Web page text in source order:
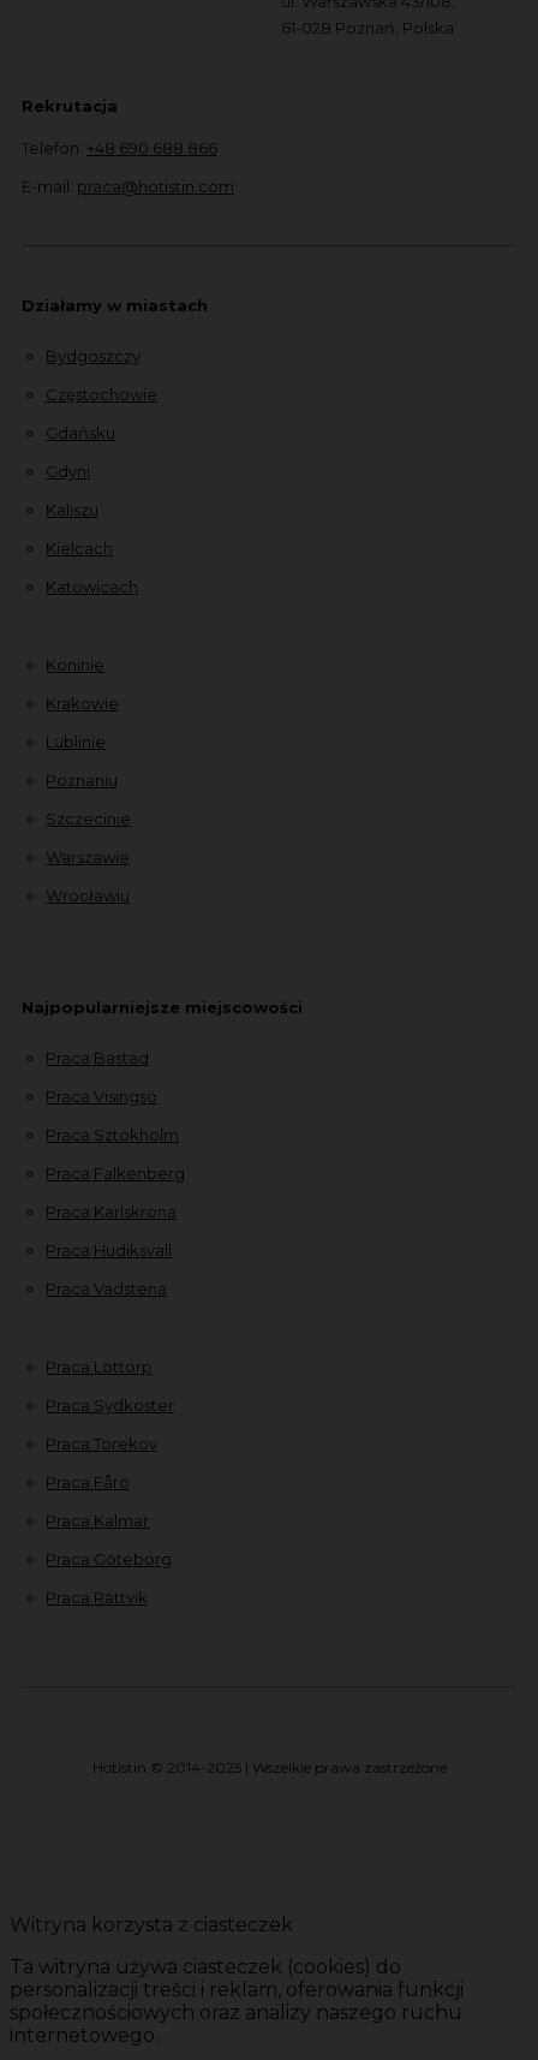
61-028 Poznań, Polska
Rekrutacja
Telefon: +48 690 688 866
E-mail: praca@hotistin.com
Działamy w miastach
Bydgoszczy
Częstochowie
Gdańsku
Gdyni
Kaliszu
Kielcach
Katowicach
Koninie
Krakowie
Lublinie
Poznaniu
Szczecinie
Warszawie
Wrocławiu
Najpopularniejsze miejscowości
Praca Bastad
Praca Visingsö
Praca Sztokholm
Praca Falkenberg
Praca Karlskrona
Praca Hudiksvall
Praca Vadstena
Praca Löttorp
Praca Sydkoster
Praca Torekov
Praca Fårö
Praca Kalmar
Praca Göteborg
Praca Rättvik
Hotistin © 2014-2025 | Wszelkie prawa zastrzeżone
Witryna korzysta z ciasteczek
Ta witryna używa ciasteczek (cookies) do
personalizacji treści i reklam, oferowania funkcji
społecznościowych oraz analizy naszego ruchu
internetowego.